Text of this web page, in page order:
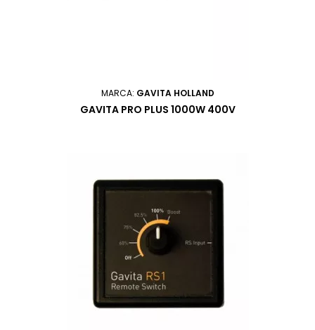
MARCA: GAVITA HOLLAND
GAVITA PRO PLUS 1000W 400V